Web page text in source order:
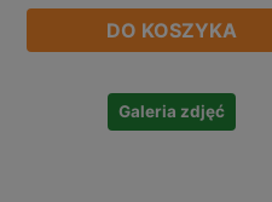
DO KOSZYKA
Galeria zdjęć